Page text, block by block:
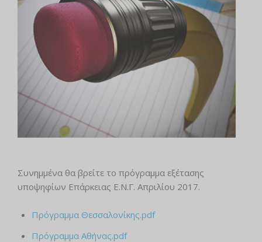
Συνημμένα θα βρείτε το πρόγραμμα εξέτασης
υποψηφίων Επάρκειας Ε.Ν.Γ. Απριλίου 2017.
Πρόγραμμα Θεσσαλονίκης.pdf
Πρόγραμμα Αθήνας.pdf